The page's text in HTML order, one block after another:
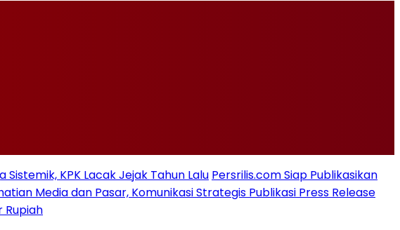
Sistemik, KPK Lacak Jejak Tahun Lalu Persrilis.com Siap Publikasikan
Media dan Pasar, Komunikasi Strategis Publikasi Press Release
Rupiah